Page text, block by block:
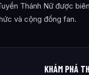
Thánh Nữ được
và cộng đồng fan.
KHÁM PHÁ